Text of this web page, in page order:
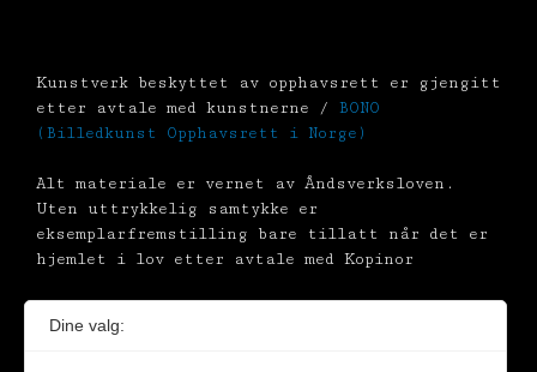
Kunstverk beskyttet av opphavsrett er gjengitt
etter avtale med kunstnerne / BONO
(Billedkunst Opphavsrett i Norge)
Alt materiale er vernet av Åndsverksloven.
Uten uttrykkelig samtykke er
eksemplarfremstilling bare tillatt når det er
hjemlet i lov etter avtale med Kopinor
Dine valg: